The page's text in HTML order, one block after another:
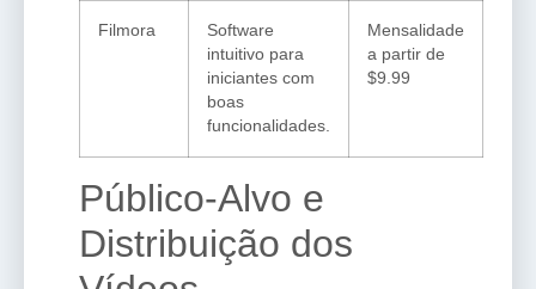
Filmora
Software
intuitivo para
iniciantes com
boas
funcionalidades.
Mensalidade
a partir de
$9.99
Público-Alvo e
Distribuição dos